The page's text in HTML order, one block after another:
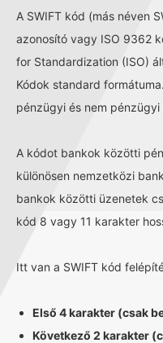
A SWIFT kód (más néven
azonosító vagy ISO 9362
for Standardization (ISO)
Kódok standard
pénzügyi és nem
A kódot bankok közötti
különösen nemzetközi
bankok közötti üzenetek
kód 8 vagy 11 karakter
Itt van a SWIFT kód
Első 4 karakter (csak
Következő 2 karakter